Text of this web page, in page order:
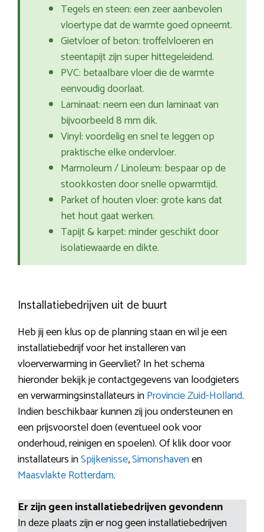
Tegels en steen: een zeer aanbevolen
vloertype dat de warmte goed opneemt.
Gietvloer of beton: troffelvloeren en
steentapijt zijn super hittegeleidend.
PVC: betaalbare vloer die de warmte
eenvoudig doorlaat.
Laminaat: neem een dun laminaat van
bijvoorbeeld 8 mm dik.
Vinyl: voordelig en snel te leggen op
praktische elke ondervloer.
Marmoleum / Linoleum: bespaar op de
stookkosten door snelle opwarmtijd.
Parket of houten vloer: grote kans dat
het hout gaat werken.
Tapijt & karpet: minder geschikt door
isolatiewaarde en dikte.
Installatiebedrijven uit de buurt
Heb jij een klus op de planning staan en wil je een
installatiebedrijf voor het installeren van
vloerverwarming in Geervliet? In het schema
hieronder bekijk je contactgegevens van loodgieters
en verwarmingsinstallateurs inProvincie Zuid-Holland.
Indien beschikbaar kunnen zij jou ondersteunen en
een prijsvoorstel doen (eventueel ook voor
onderhoud, reinigen en spoelen). Of klik door voor
installateurs inSpijkenisse,Simonshavenen
Maasvlakte Rotterdam.
Er zijn geen installatiebedrijven gevondenn
In deze plaats zijn er nog geen installatiebedrijven